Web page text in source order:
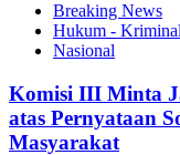
Breaking News
Hukum - Kriminal
Nasional
Komisi III Minta
atas Pernyataan
Masyarakat